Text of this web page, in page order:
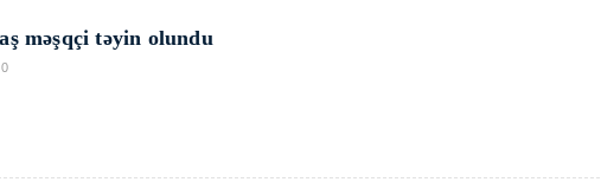
məşqçi təyin olundu
0